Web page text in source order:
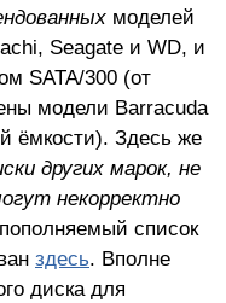
моделей
Seagate и WD, и
SATA/300 (от
модели Barracuda
ёмкости). Здесь же
других марок, не
некорректно
список
здесь. Вполне
диска для